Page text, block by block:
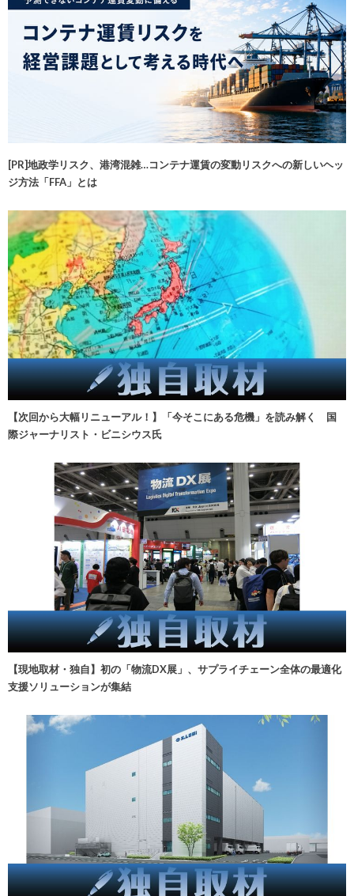
[PR]地政学リスク、港湾混雑…コンテナ運賃の変動リスクへの新しいヘッ
ジ方法「FFA」とは
【次回から大幅リニューアル！】「今そこにある危機」を読み解く 国
際ジャーナリスト・ビニシウス氏
【現地取材・独自】初の「物流DX展」、サプライチェーン全体の最適化
支援ソリューションが集結